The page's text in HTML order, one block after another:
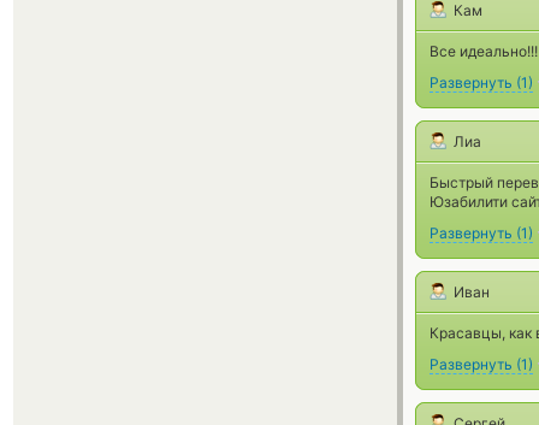
Кам
Все
Развернуть (1)
Лиа
Быстрый
Юзабилити
Развернуть (1)
Иван
Красавцы, как
Развернуть (1)